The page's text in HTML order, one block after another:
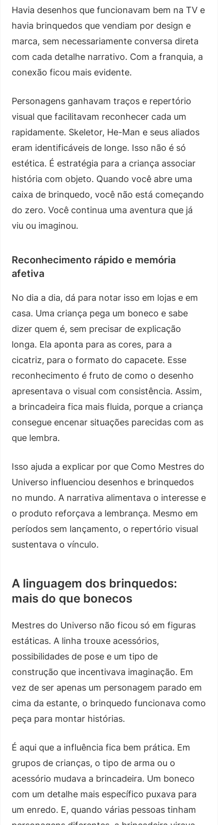
Havia desenhos que funcionavam bem na TV e
havia brinquedos que vendiam por design e
marca, sem necessariamente conversa direta
com cada detalhe narrativo. Com a franquia, a
conexão ficou mais evidente.
Personagens ganhavam traços e repertório
visual que facilitavam reconhecer cada um
rapidamente. Skeletor, He-Man e seus aliados
eram identificáveis de longe. Isso não é só
estética. É estratégia para a criança associar
história com objeto. Quando você abre uma
caixa de brinquedo, você não está começando
do zero. Você continua uma aventura que já
viu ou imaginou.
Reconhecimento rápido e memória
afetiva
No dia a dia, dá para notar isso em lojas e em
casa. Uma criança pega um boneco e sabe
dizer quem é, sem precisar de explicação
longa. Ela aponta para as cores, para a
cicatriz, para o formato do capacete. Esse
reconhecimento é fruto de como o desenho
apresentava o visual com consistência. Assim,
a brincadeira fica mais fluida, porque a criança
consegue encenar situações parecidas com as
que lembra.
Isso ajuda a explicar por que Como Mestres do
Universo influenciou desenhos e brinquedos
no mundo. A narrativa alimentava o interesse e
o produto reforçava a lembrança. Mesmo em
períodos sem lançamento, o repertório visual
sustentava o vínculo.
A linguagem dos brinquedos:
mais do que bonecos
Mestres do Universo não ficou só em figuras
estáticas. A linha trouxe acessórios,
possibilidades de pose e um tipo de
construção que incentivava imaginação. Em
vez de ser apenas um personagem parado em
cima da estante, o brinquedo funcionava como
peça para montar histórias.
É aqui que a influência fica bem prática. Em
grupos de crianças, o tipo de arma ou o
acessório mudava a brincadeira. Um boneco
com um detalhe mais específico puxava para
um enredo. E, quando várias pessoas tinham